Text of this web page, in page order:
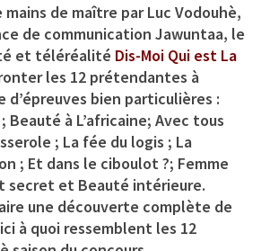
de maître parLuc Vodouhè,
de communication Jawuntaa, le
et téléréalité Dis-Moi Qui est La
les 12 prétendantes à
d’épreuves bien particulières :
Beauté à L’africaine; Avec tous
; La fée du logis ; La
; Et dans le ciboulot ?; Femme
secret et Beauté intérieure.
une découverte complète de
à quoi ressemblent les 12